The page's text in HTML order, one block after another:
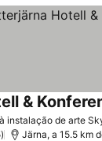
instalação de arte
&
Järna, a 15.5 km